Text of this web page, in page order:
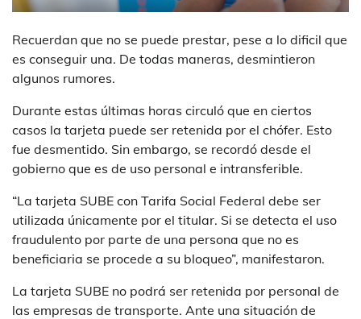
Recuerdan que no se puede prestar, pese a lo dificil que
es conseguir una. De todas maneras, desmintieron
algunos rumores.
Durante estas últimas horas circuló que en ciertos
casos la tarjeta puede ser retenida por el chófer. Esto
fue desmentido. Sin embargo, se recordó desde el
gobierno que es de uso personal e intransferible.
“La tarjeta SUBE con Tarifa Social Federal debe ser
utilizada únicamente por el titular. Si se detecta el uso
fraudulento por parte de una persona que no es
beneficiaria se procede a su bloqueo”, manifestaron.
La tarjeta SUBE no podrá ser retenida por personal de
las empresas de transporte. Ante una situación de